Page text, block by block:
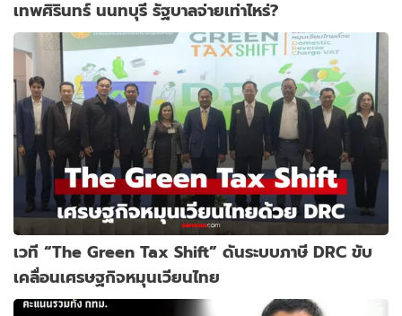
เทพศิรินทร์ นนทบุรี รัฐบาลจ่ายเท่าไหร่?
เวที “The Green Tax Shift” ดันระบบภาษี DRC ขับ
เคลื่อนเศรษฐกิจหมุนเวียนไทย